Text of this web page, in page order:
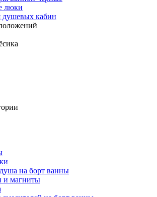
люки
душевых кабин
на борт ванны
и магниты